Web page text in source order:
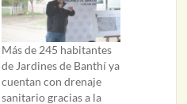
Más de 245 habitantes
de Jardines de Banthí ya
cuentan con drenaje
sanitario gracias a la